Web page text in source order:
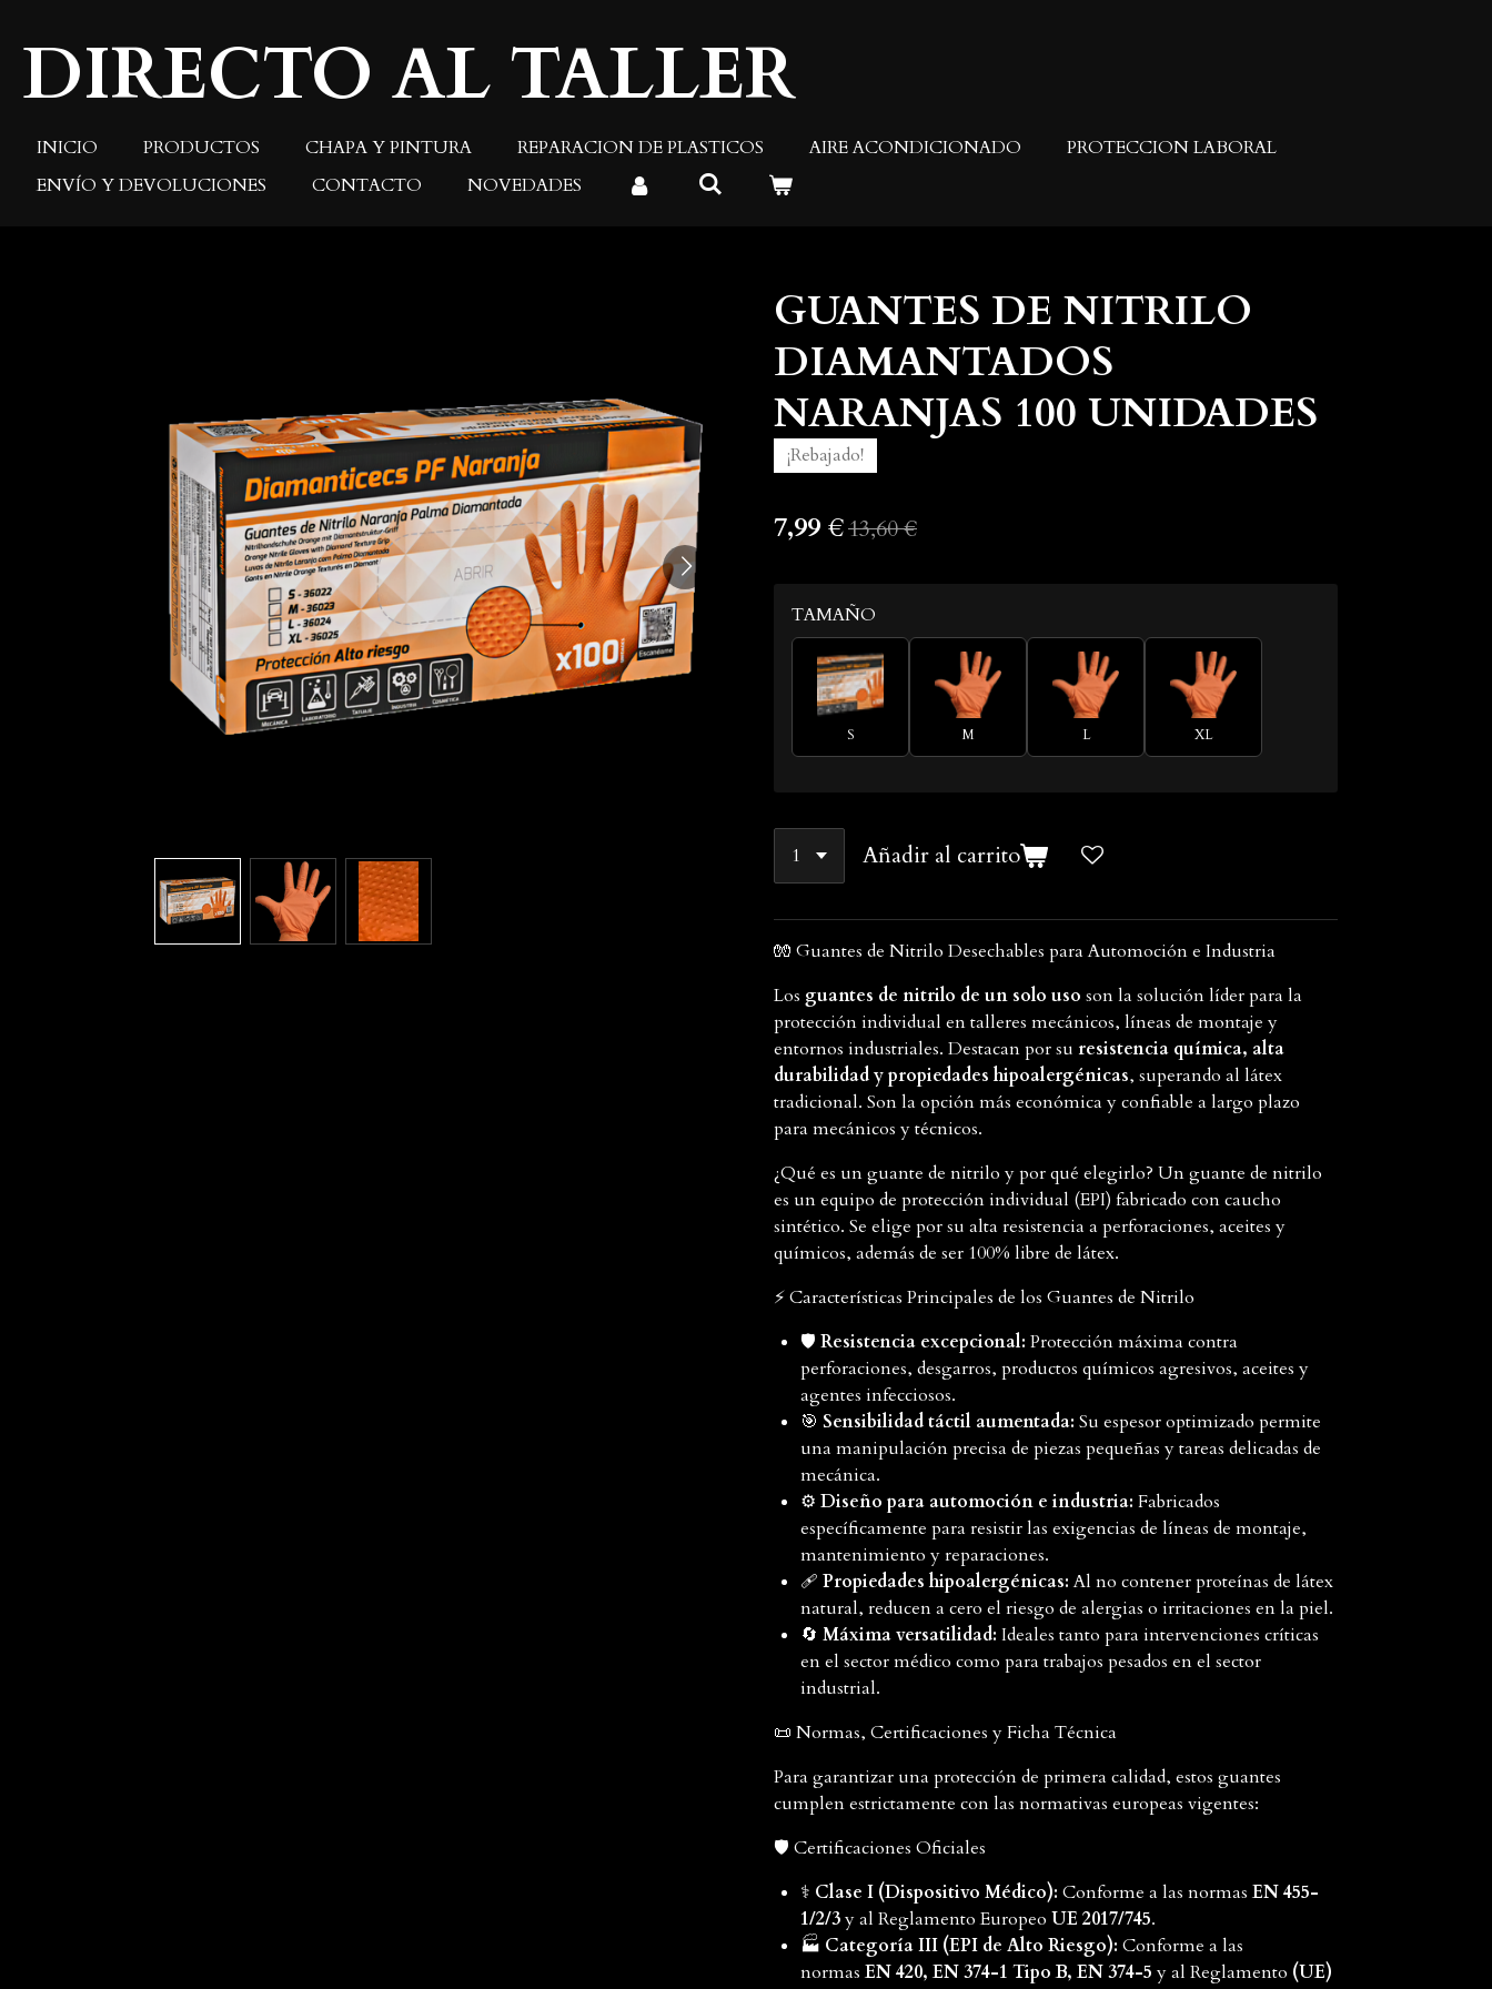
al
contenido
principal
DIRECTO AL TALLER
INICIO PRODUCTOS CHAPA Y PINTURA REPARACION DE PLASTICOS AIRE ACONDICIONADO
PROTECCION LABORAL
ENVÍO Y DEVOLUCIONES
CONTACTO NOVEDADES
GUANTES DE NITRILO
DIAMANTADOS
NARANJAS 100 UNIDADES
¡Rebajado!
7,99 €13,60 €
TAMAÑO
S M L XL
Añadir al carrito
🧤 Guantes de Nitrilo Desechables para Automoción e Industria
Los guantes de nitrilo de un solo uso son la solución líder para la
protección individual en talleres mecánicos, líneas de montaje y
entornos industriales. Destacan por su resistencia química, alta
durabilidad y propiedades hipoalergénicas, superando al látex
tradicional. Son la opción más económica y confiable a largo plazo
para mecánicos y técnicos.
¿Qué es un guante de nitrilo y por qué elegirlo? Un guante de nitrilo
es un equipo de protección individual (EPI) fabricado con caucho
sintético. Se elige por su alta resistencia a perforaciones, aceites y
químicos, además de ser 100% libre de látex.
⚡ Características Principales de los Guantes de Nitrilo
🛡️ Resistencia excepcional: Protección máxima contra
perforaciones, desgarros, productos químicos agresivos, aceites y
agentes infecciosos.
🎯 Sensibilidad táctil aumentada: Su espesor optimizado permite
una manipulación precisa de piezas pequeñas y tareas delicadas de
mecánica.
⚙️ Diseño para automoción e industria: Fabricados
específicamente para resistir las exigencias de líneas de montaje,
mantenimiento y reparaciones.
🩹 Propiedades hipoalergénicas: Al no contener proteínas de látex
natural, reducen a cero el riesgo de alergias o irritaciones en la piel.
🔄 Máxima versatilidad: Ideales tanto para intervenciones críticas
en el sector médico como para trabajos pesados en el sector
industrial.
📜 Normas, Certificaciones y Ficha Técnica
Para garantizar una protección de primera calidad, estos guantes
cumplen estrictamente con las normativas europeas vigentes:
🛡️ Certificaciones Oficiales
⚕️ Clase I (Dispositivo Médico): Conforme a las normas EN 455-
1/2/3y al Reglamento Europeo UE 2017/745.
🏭 Categoría III (EPI de Alto Riesgo): Conforme a las
normas EN 420, EN 374-1 Tipo B, EN 374-5 y al Reglamento (UE)